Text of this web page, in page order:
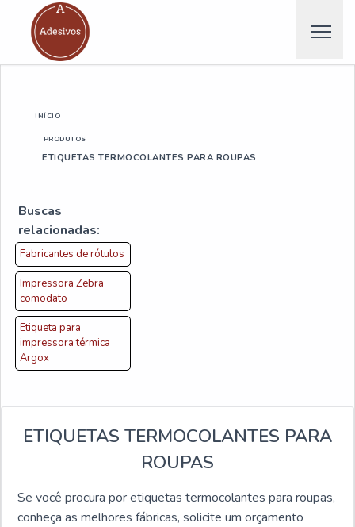
INÍCIO
PRODUTOS
ETIQUETAS TERMOCOLANTES PARA ROUPAS
Buscas
relacionadas:
Fabricantes de rótulos
Impressora Zebra
comodato
Etiqueta para
impressora térmica
Argox
ETIQUETAS TERMOCOLANTES PARA
ROUPAS
Se você procura por etiquetas termocolantes para roupas,
conheça as melhores fábricas, solicite um orçamento